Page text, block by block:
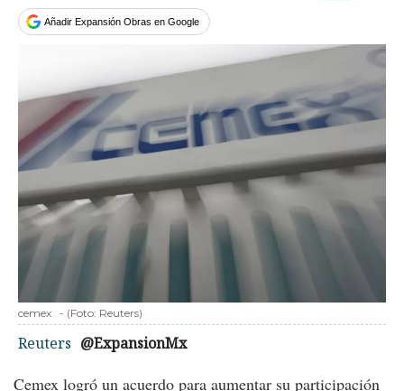
Añadir Expansión Obras en Google
cemex - (Foto: Reuters)
Reuters @ExpansionMx
Cemex logró un acuerdo para aumentar su participación